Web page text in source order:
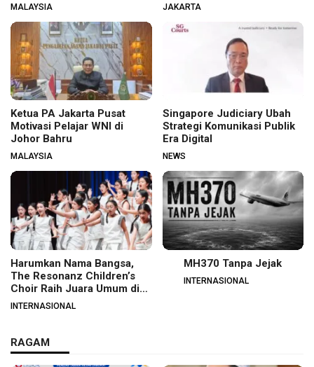
MALAYSIA JAKARTA
Ketua PA Jakarta Pusat
Motivasi Pelajar WNI di
Johor Bahru
MALAYSIA
Singapore Judiciary Ubah
Strategi Komunikasi Publik
Era Digital
NEWS
Harumkan Nama Bangsa,
The Resonanz Children’s
Choir Raih Juara Umum di
Hungaria
INTERNASIONAL
MH370 Tanpa Jejak
INTERNASIONAL
RAGAM